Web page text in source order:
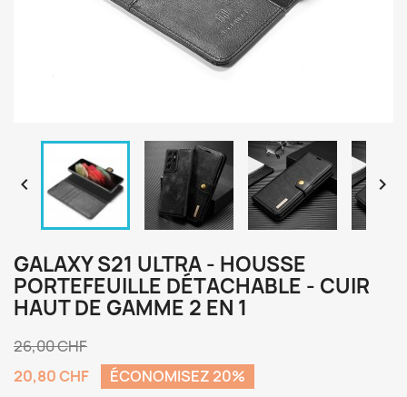
 
GALAXY S21 ULTRA - HOUSSE
PORTEFEUILLE DÉTACHABLE - CUIR
HAUT DE GAMME 2 EN 1
26,00 CHF
20,80 CHF
ÉCONOMISEZ 20%